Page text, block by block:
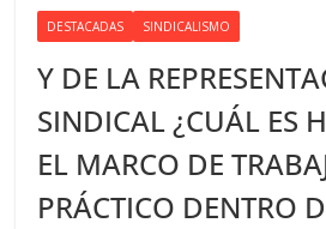
DESTACADAS SINDICALISMO
Y DE LA
SINDICAL ¿CUÁL ES
EL MARCO DE
PRÁCTICO DENTRO